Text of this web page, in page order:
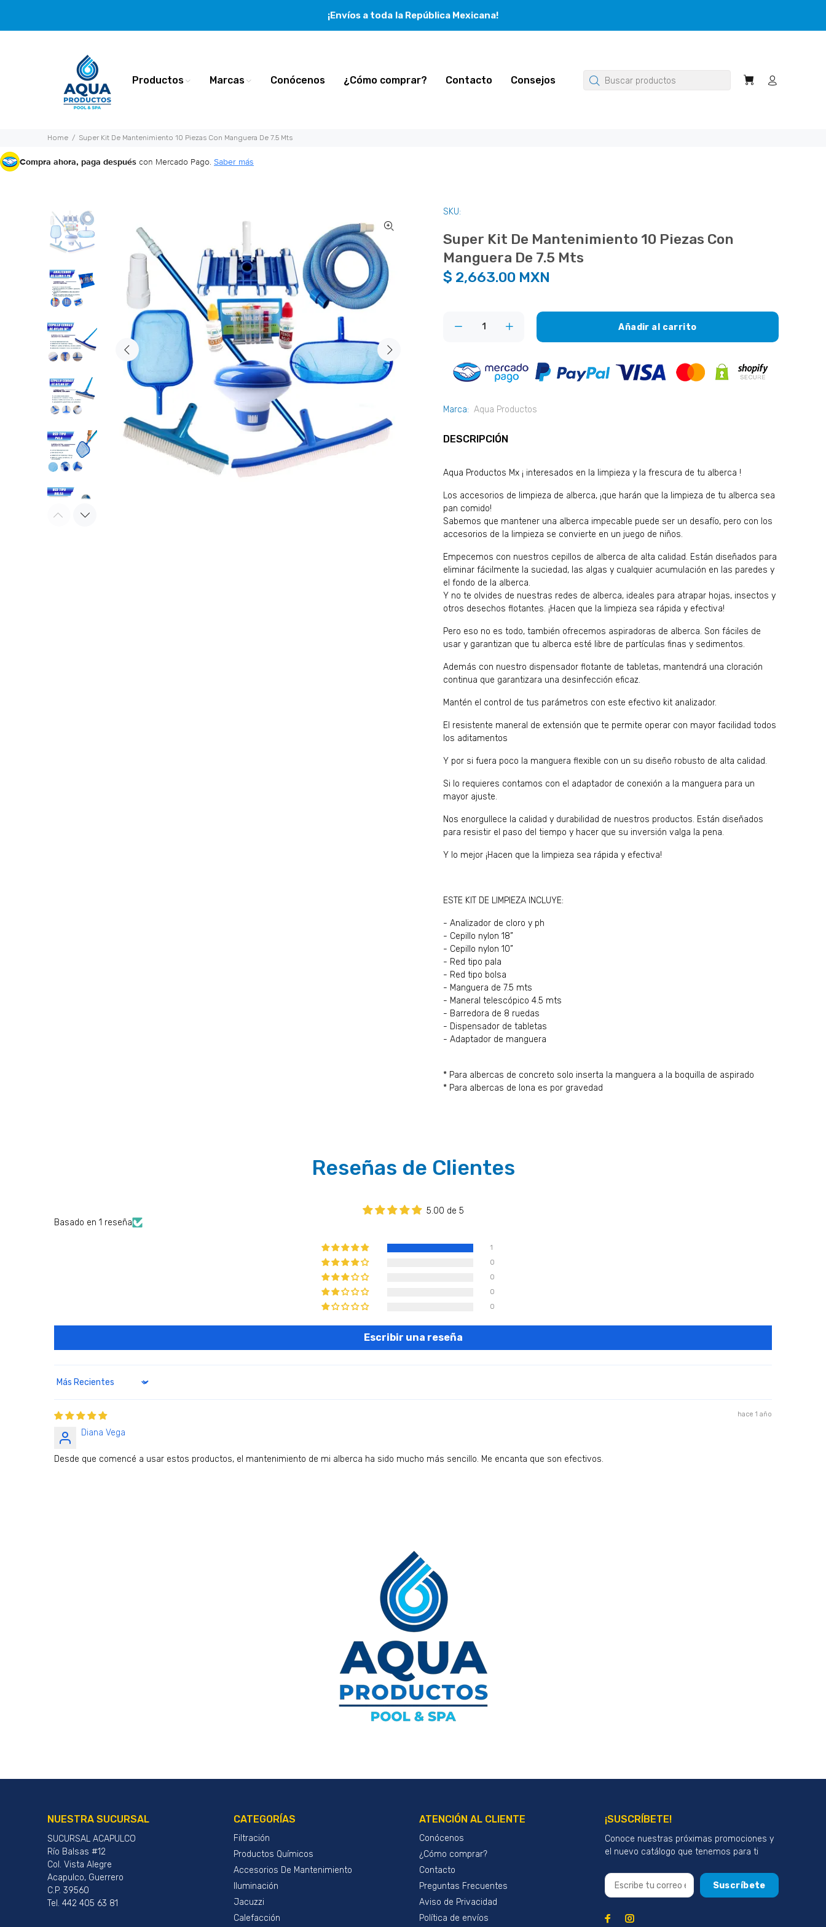
¡Envíos a toda la República Mexicana!
Productos Marcas Conócenos ¿Cómo comprar? Contacto Consejos
Home Super Kit De Mantenimiento 10 Piezas Con Manguera De 7.5 Mts
Compra ahora, paga después con Mercado Pago. Saber más
SKU:
Super Kit De Mantenimiento 10 Piezas Con
Manguera De 7.5 Mts
$ 2,663.00 MXN
Añadir al carrito
Marca: Aqua Productos
DESCRIPCIÓN
Aqua Productos Mx ¡ interesados en la limpieza y la frescura de tu alberca !
Los accesorios de limpieza de alberca, ¡que harán que la limpieza de tu alberca sea
pan comido!
Sabemos que mantener una alberca impecable puede ser un desafío, pero con los
accesorios de la limpieza se convierte en un juego de niños.
Empecemos con nuestros cepillos de alberca de alta calidad. Están diseñados para
eliminar fácilmente la suciedad, las algas y cualquier acumulación en las paredes y
el fondo de la alberca.
Y no te olvides de nuestras redes de alberca, ideales para atrapar hojas, insectos y
otros desechos flotantes. ¡Hacen que la limpieza sea rápida y efectiva!
Pero eso no es todo, también ofrecemos aspiradoras de alberca. Son fáciles de
usar y garantizan que tu alberca esté libre de partículas finas y sedimentos.
Además con nuestro dispensador flotante de tabletas, mantendrá una cloración
continua que garantizara una desinfección eficaz.
Mantén el control de tus parámetros con este efectivo kit analizador.
El resistente maneral de extensión que te permite operar con mayor facilidad todos
los aditamentos
Y por si fuera poco la manguera flexible con un su diseño robusto de alta calidad.
Si lo requieres contamos con el adaptador de conexión a la manguera para un
mayor ajuste.
Nos enorgullece la calidad y durabilidad de nuestros productos. Están diseñados
para resistir el paso del tiempo y hacer que su inversión valga la pena.
Y lo mejor ¡Hacen que la limpieza sea rápida y efectiva!
ESTE KIT DE LIMPIEZA INCLUYE:
- Analizador de cloro y ph
- Cepillo nylon 18”
- Cepillo nylon 10”
- Red tipo pala
- Red tipo bolsa
- Manguera de 7.5 mts
- Maneral telescópico 4.5 mts
- Barredora de 8 ruedas
- Dispensador de tabletas
- Adaptador de manguera
* Para albercas de concreto solo inserta la manguera a la boquilla de aspirado
* Para albercas de lona es por gravedad
Reseñas de Clientes
5.00 de 5
Basado en 1 reseña
1
0
0
0
0
Escribir una reseña
Sort by
hace 1 año
Diana Vega
Desde que comencé a usar estos productos, el mantenimiento de mi alberca ha sido mucho más sencillo. Me encanta que son efectivos.
NUESTRA SUCURSAL
SUCURSAL ACAPULCO
Río Balsas #12
Col. Vista Alegre
Acapulco, Guerrero
C.P. 39560
Tel. 442 405 63 81
CATEGORÍAS
Filtración
Productos Químicos
Accesorios De Mantenimiento
Iluminación
Jacuzzi
Calefacción
ATENCIÓN AL CLIENTE
Conócenos
¿Cómo comprar?
Contacto
Preguntas Frecuentes
Aviso de Privacidad
Política de envíos
¡SUSCRÍBETE!
Conoce nuestras próximas promociones y
el nuevo catálogo que tenemos para ti
Suscríbete